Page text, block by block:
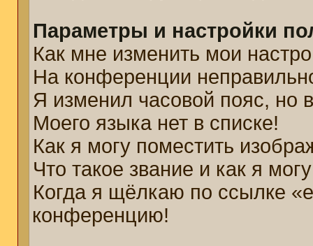
Параметры и настройки
Как мне изменить мои
На конференции
Я изменил часовой пояс, но
Моего языка нет в списке!
Как я могу поместить
Что такое звание и как я
Когда я щёлкаю по ссылке
конференцию!